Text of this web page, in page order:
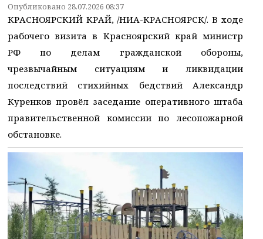
Опубликовано 28.07.2026 08:37
КРАСНОЯРСКИЙ КРАЙ, /НИА-КРАСНОЯРСК/. В ходе
рабочего визита в Красноярский край министр
РФ по делам гражданской обороны,
чрезвычайным ситуациям и ликвидации
последствий стихийных бедствий Александр
Куренков провёл заседание оперативного штаба
правительственной комиссии по лесопожарной
обстановке.